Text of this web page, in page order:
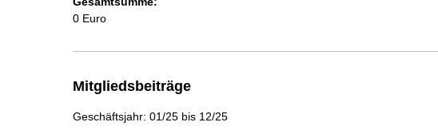
0 Euro
Mitgliedsbeiträge
Geschäftsjahr: 01/25 bis 12/25